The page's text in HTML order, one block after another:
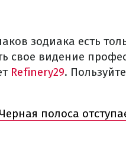
зодиака есть
свое видение
Refinery29.
Черная полоса